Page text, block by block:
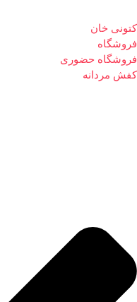
کتونی خان
فروشگاه
فروشگاه حضوری
کفش مردانه